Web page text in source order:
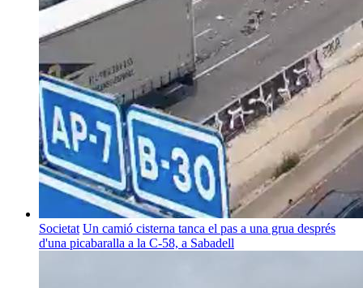
Societat Un camió cisterna tanca el pas a una grua després
d'una picabaralla a la C-58, a Sabadell